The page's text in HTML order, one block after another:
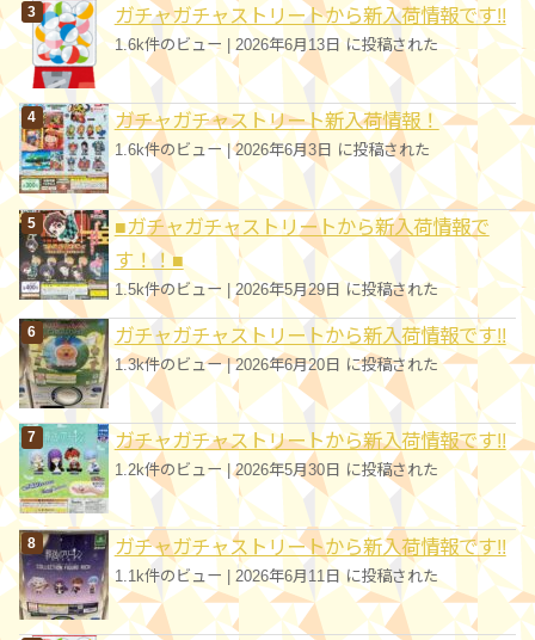
ガチャガチャストリートから新入荷情報です!!
1.6k件のビュー 2026年6月13日 に投稿された
ガチャガチャストリート新入荷情報！
1.6k件のビュー|2026年6月3日 に投稿された
■ガチャガチャストリートから新入荷情報で
す！！■
1.5k件のビュー |2026年5月29日 に投稿された
ガチャガチャストリートから新入荷情報です!!
1.3k件のビュー|2026年6月20日 に投稿された
ガチャガチャストリートから新入荷情報です!!
1.2k件のビュー|2026年5月30日 に投稿された
ガチャガチャストリートから新入荷情報です!!
1.1k件のビュー | 2026年6月11日 に投稿された